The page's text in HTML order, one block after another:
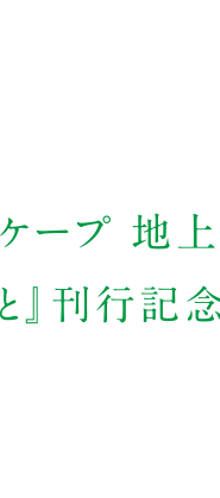
ケープ
と』刊行記